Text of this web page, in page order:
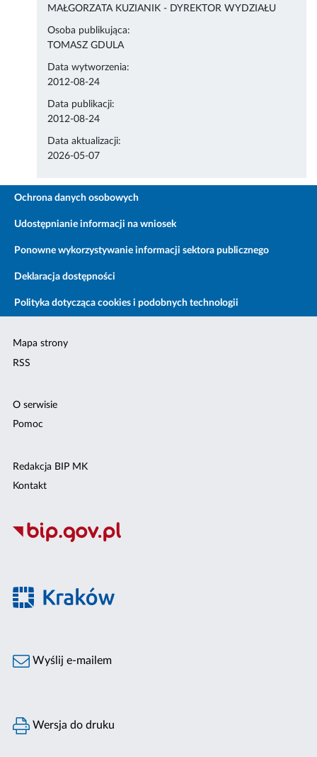
MAŁGORZATA KUZIANIK - DYREKTOR WYDZIAŁU
Osoba publikująca:
TOMASZ GDULA
Data wytworzenia:
2012-08-24
Data publikacji:
2012-08-24
Data aktualizacji:
2026-05-07
Ochrona danych osobowych
Udostępnianie informacji na wniosek
Ponowne wykorzystywanie informacji sektora publicznego
Deklaracja dostępności
Polityka dotycząca cookies i podobnych technologii
Mapa strony
RSS
O serwisie
Pomoc
Redakcja BIP MK
Kontakt
Wyślij e-mailem
Wersja do druku